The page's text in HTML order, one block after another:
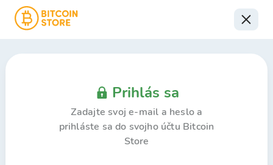
Prihlás sa
Zadajte svoj e-mail a heslo a
prihláste sa do svojho účtu Bitcoin
Store